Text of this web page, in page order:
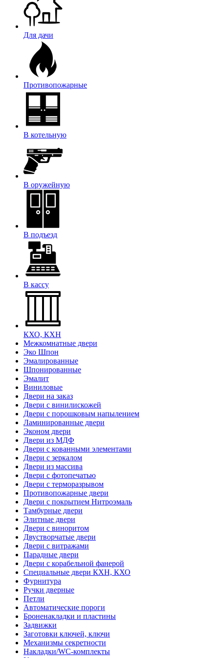
Для дачи
Противопожарные
В котельную
В оружейную
В подъезд
В кассу
КХО, КХН
Межкомнатные двери
Эко Шпон
Эмалированные
Шпонированные
Эмалит
Виниловые
Двери на заказ
Двери с винилискожей
Двери с порошковым напылением
Ламинированные двери
Эконом двери
Двери из МДФ
Двери с кованными элементами
Двери с зеркалом
Двери из массива
Двери с фотопечатью
Двери с терморазрывом
Противопожарные двери
Двери с покрытием Нитроэмаль
Тамбурные двери
Элитные двери
Двери с виноритом
Двустворчатые двери
Двери с витражами
Парадные двери
Двери с корабельной фанерой
Специальные двери КХН, КХО
Фурнитура
Ручки дверные
Петли
Автоматические пороги
Броненакладки и пластины
Задвижки
Заготовки ключей, ключи
Механизмы секретности
Накладки/WC-комплекты